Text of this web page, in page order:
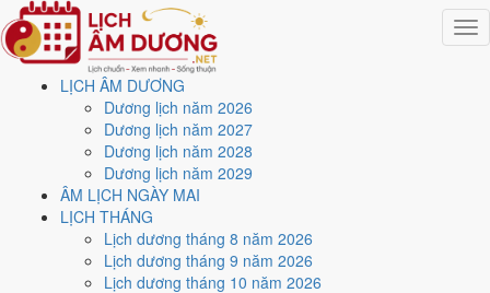
LỊCH ÂM DƯƠNG
Dương lịch năm 2026
Dương lịch năm 2027
Dương lịch năm 2028
Dương lịch năm 2029
ÂM LỊCH NGÀY MAI
LỊCH THÁNG
Lịch dương tháng 8 năm 2026
Lịch dương tháng 9 năm 2026
Lịch dương tháng 10 năm 2026
Trang chủ
Lịch năm 2024
Tháng 11/2024
Ngày 3/11/2024 (Tân Mùi)
Xem ngày3/11/2024
lịch - Ngày 3/10 âm lịch